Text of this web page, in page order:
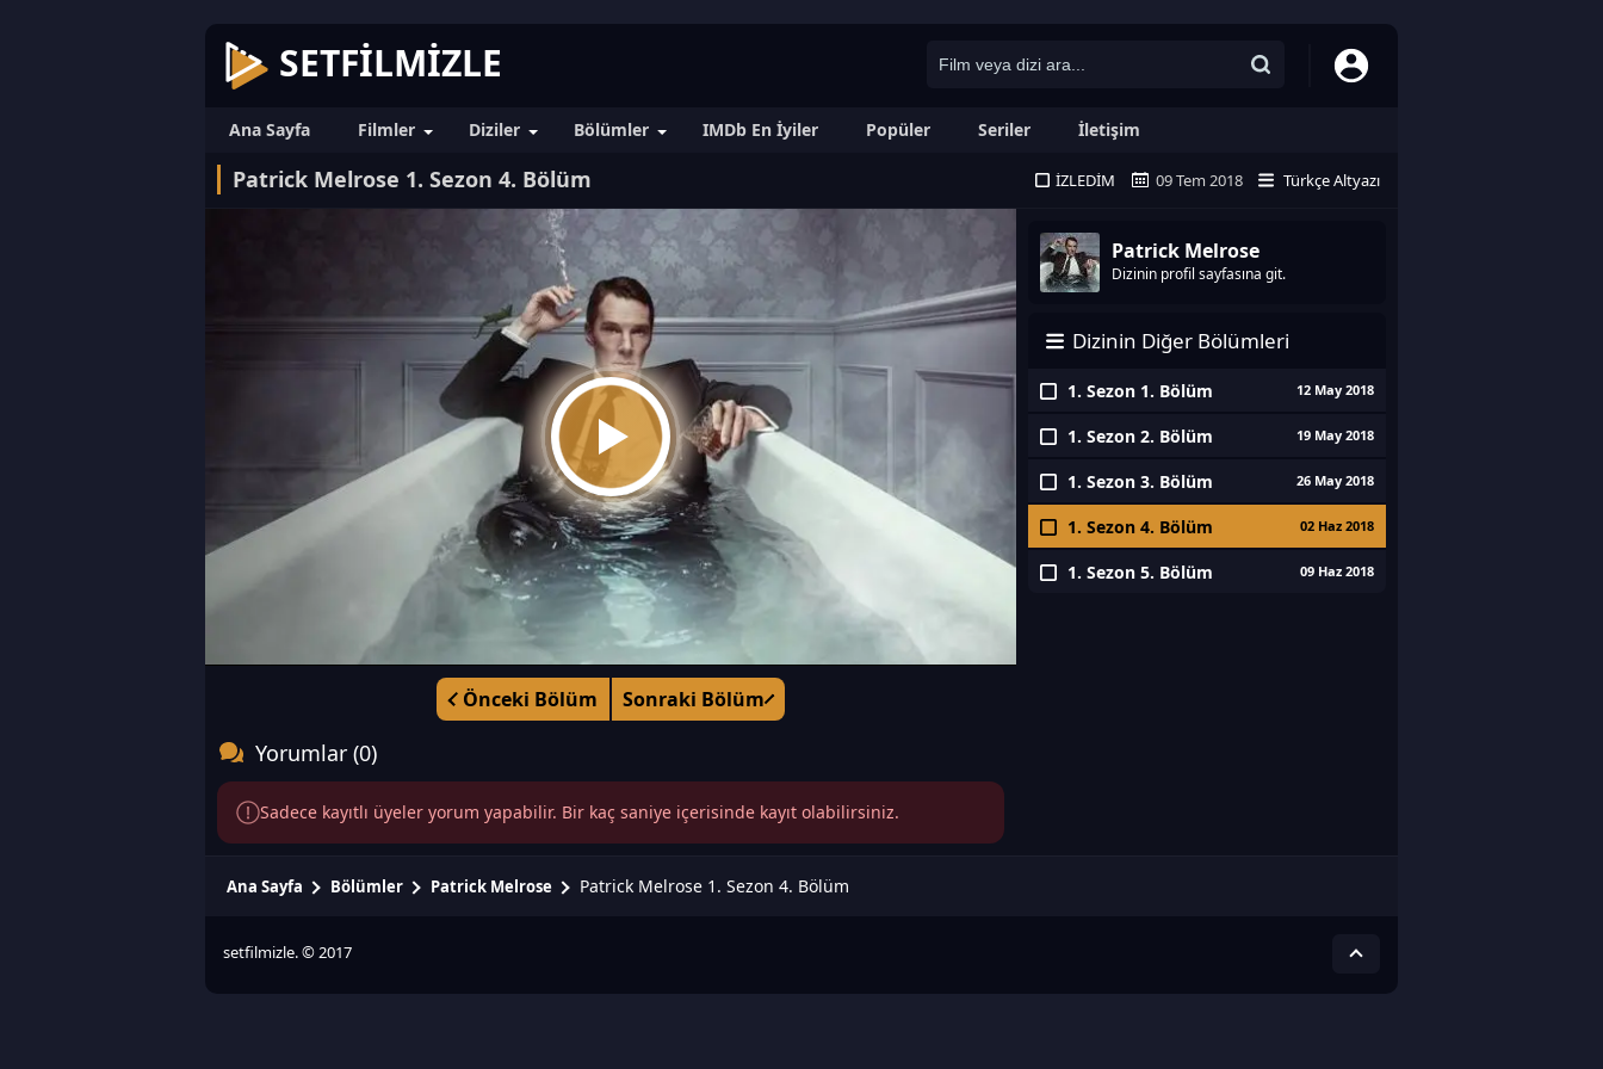
SETFILMIZLE
Ana Sayfa Filmler Diziler Bölümler IMDb En İyiler Popüler Seriler İletişim
Patrick Melrose 1. Sezon 4. Bölüm İZLEDIM 09 Tem 2018 Türkçe Altyazı
Önceki Bölüm Sonraki Bölüm
Patrick Melrose
Dizinin profil sayfasına git.
Dizinin Diğer Bölümleri
1. Sezon 1. Bölüm 12 May 2018
1. Sezon 2. Bölüm 19 May 2018
1. Sezon 3. Bölüm 26 May 2018
1. Sezon 4. Bölüm 02 Haz 2018
1. Sezon 5. Bölüm 09 Haz 2018
Yorumlar (0)
Sadece kayıtlı üyeler yorum yapabilir. Bir kaç saniye içerisinde kayıt olabilirsiniz.
Ana Sayfa Bölümler Patrick Melrose Patrick Melrose 1. Sezon 4. Bölüm
setfilmizle. © 2017